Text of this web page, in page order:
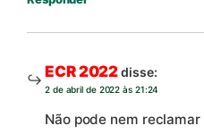
ECR 2022disse:
2 de abril de 2022 às 21:24
Não pode nem